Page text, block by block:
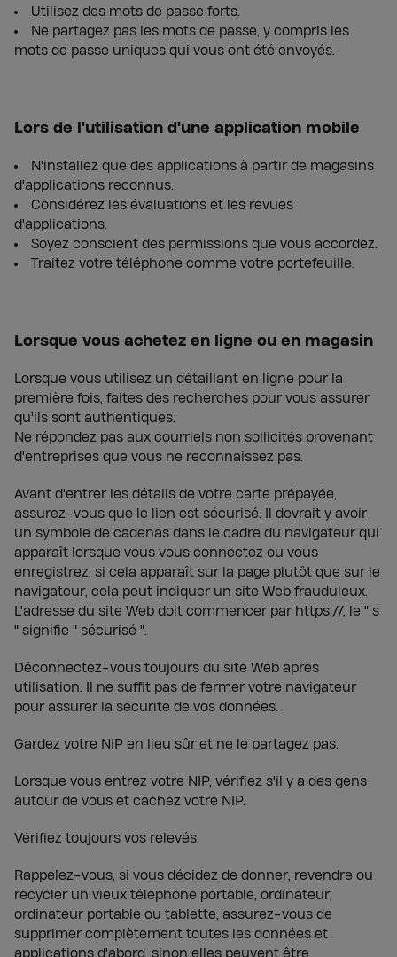
Utilisez des mots de passe forts.
Ne partagez pas les mots de passe, y compris les
mots de passe uniques qui vous ont été envoyés.
Lors de l'utilisation d'une application mobile
N'installez que des applications à partir de magasins
d'applications reconnus.
Considérez les évaluations et les revues
d'applications.
Soyez conscient des permissions que vous accordez.
Traitez votre téléphone comme votre portefeuille.
Lorsque vous achetez en ligne ou en magasin
Lorsque vous utilisez un détaillant en ligne pour la
première fois, faites des recherches pour vous assurer
qu'ils sont authentiques.
Ne répondez pas aux courriels non sollicités provenant
d'entreprises que vous ne reconnaissez pas.
Avant d'entrer les détails de votre carte prépayée,
assurez-vous que le lien est sécurisé. Il devrait y avoir
un symbole de cadenas dans le cadre du navigateur qui
apparaît lorsque vous vous connectez ou vous
enregistrez, si cela apparaît sur la page plutôt que sur le
navigateur, cela peut indiquer un site Web frauduleux.
L'adresse du site Web doit commencer par https://, le " s
" signifie " sécurisé ".
Déconnectez-vous toujours du site Web après
utilisation. Il ne suffit pas de fermer votre navigateur
pour assurer la sécurité de vos données.
Gardez votre NIP en lieu sûr et ne le partagez pas.
Lorsque vous entrez votre NIP, vérifiez s'il y a des gens
autour de vous et cachez votre NIP.
Vérifiez toujours vos relevés.
Rappelez-vous, si vous décidez de donner, revendre ou
recycler un vieux téléphone portable, ordinateur,
ordinateur portable ou tablette, assurez-vous de
supprimer complètement toutes les données et
applications d'abord, sinon elles peuvent être